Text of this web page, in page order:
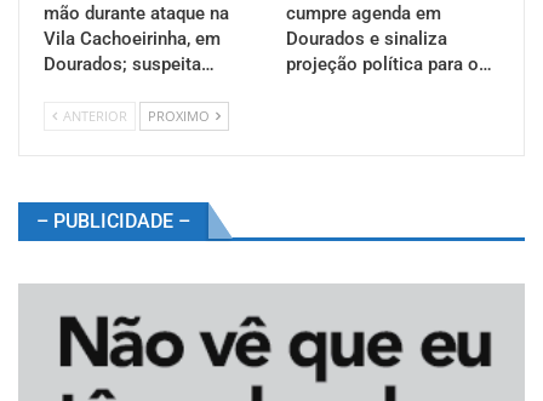
mão durante ataque na
Vila Cachoeirinha, em
Dourados; suspeita…
cumpre agenda em
Dourados e sinaliza
projeção política para o…
ANTERIOR PROXIMO
– PUBLICIDADE –